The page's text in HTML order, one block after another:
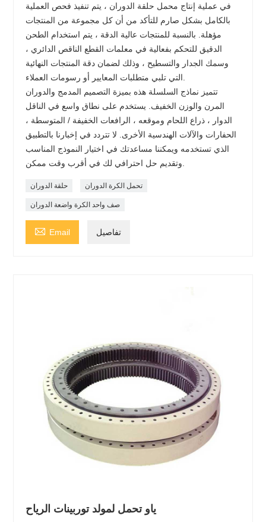
في عملية إنتاج محمل حلقة الدوران ، يتم تنفيذ فحص العملية
بالكامل بشكل صارم للتأكد من أن كل مجموعة من المنتجات
مؤهلة. بالنسبة للمنتجات عالية الدقة ، يتم استخدام الطحن
الدقيق للتحكم بفعالية في معلمات القطع الناقص الدائري ،
وسمك الجدار والتسطيح ، وذلك لضمان دقة المنتجات النهائية
تتميز نماذج السلسلة هذه بميزة التصميم المدمج والدوران
المرن والوزن الخفيف. يستخدم على نطاق واسع في الناقل
الدوار ، ذراع اللحام وموقعه ، الرافعات الخفيفة / المتوسطة ،
الحفارات والآلات الهندسية الأخرى. لا تتردد في إخبارنا بالتطبيق
الذي تستخدمه ويمكننا مساعدتك في اختيار النموذج المناسب
حلقة الدوران تحمل الكرة الدوران
صف واحد الكرة واضعة الدوران
 Email تفاصيل
ياو تحمل لمولد توربينات الرياح